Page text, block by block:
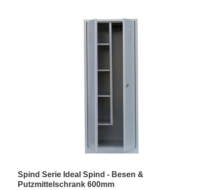
Spind Serie Ideal Spind - Besen &
Putzmittelschrank 600mm